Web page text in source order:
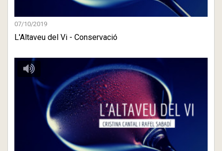
07/10/2019
L'Altaveu del Vi - Conservació